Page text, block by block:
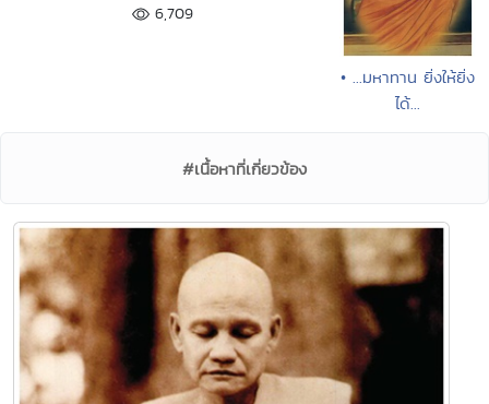
6,709
• ...มหาทาน ยิ่งให้ยิ่ง
ได้...
#เนื้อหาที่เกี่ยวข้อง